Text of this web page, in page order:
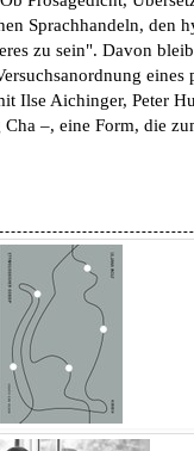
Sprachhandeln, den
zu sein". Davon
eines
Ilse Aichinger, Peter
–, eine Form, die